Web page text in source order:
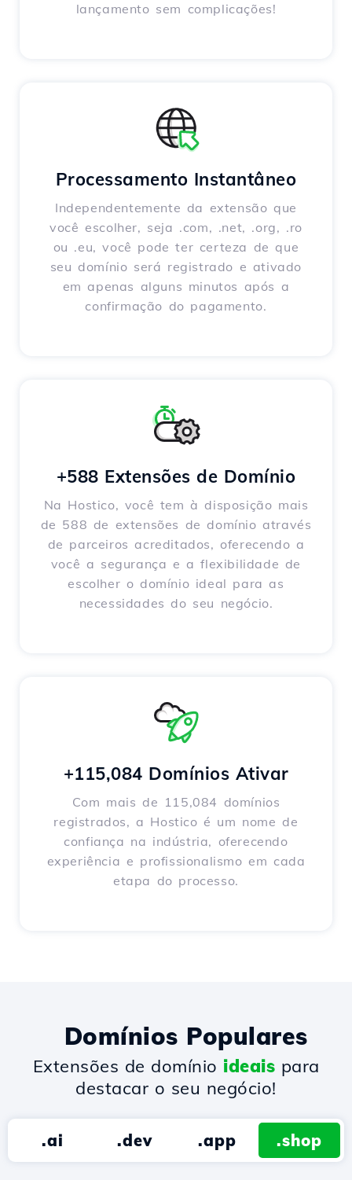
lançamento sem complicações!
Processamento Instantâneo
Independentemente da extensão que
você escolher, seja .com, .net, .org, .ro
ou .eu, você pode ter certeza de que
seu domínio será registrado e ativado
em apenas alguns minutos após a
confirmação do pagamento.
+588 Extensões de Domínio
Na Hostico, você tem à disposição mais
de 588 de extensões de domínio através
de parceiros acreditados, oferecendo a
você a segurança e a flexibilidade de
escolher o domínio ideal para as
necessidades do seu negócio.
+115,084 Domínios Ativar
Com mais de 115,084 domínios
registrados, a Hostico é um nome de
confiança na indústria, oferecendo
experiência e profissionalismo em cada
etapa do processo.
Domínios Populares
Extensões de domínio ideais para
destacar o seu negócio!
.ai .dev .app .shop